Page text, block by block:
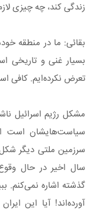
زندگی کند، چه چیزی
بقائی: ما در منطقه
تعرض نکرده‌ایم. کافی
مشکل رژیم اسرائیل
سیاست‌هایشان است
سرزمین‌ ملتی دیگر
سال اخیر در حال
گذشته اشاره نمی‌کنم.
آورده‌اند! آیا این